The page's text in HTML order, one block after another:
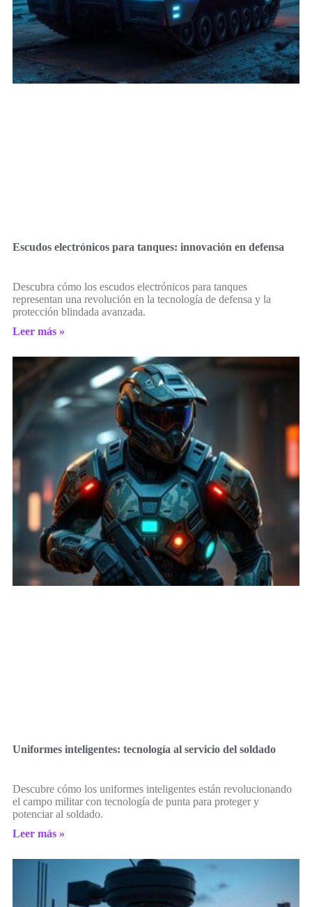
Escudos electrónicos para tanques: innovación en defensa
Descubra cómo los escudos electrónicos para tanques
representan una revolución en la tecnología de defensa y la
protección blindada avanzada.
Leer más »
Uniformes inteligentes: tecnología al servicio del soldado
Descubre cómo los uniformes inteligentes están revolucionando
el campo militar con tecnología de punta para proteger y
potenciar al soldado.
Leer más »